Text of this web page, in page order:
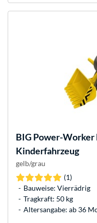
BIG Power-Worker
Kinderfahrzeug
gelb/grau
(1)
Bauweise: Vierrädrig
Tragkraft: 50 kg
Altersangabe: ab 36